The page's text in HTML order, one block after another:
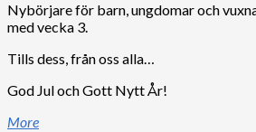
Nybörjare för barn, ungdomar och
med vecka 3.
Tills dess, från oss alla…
God Jul och Gott Nytt År!
More